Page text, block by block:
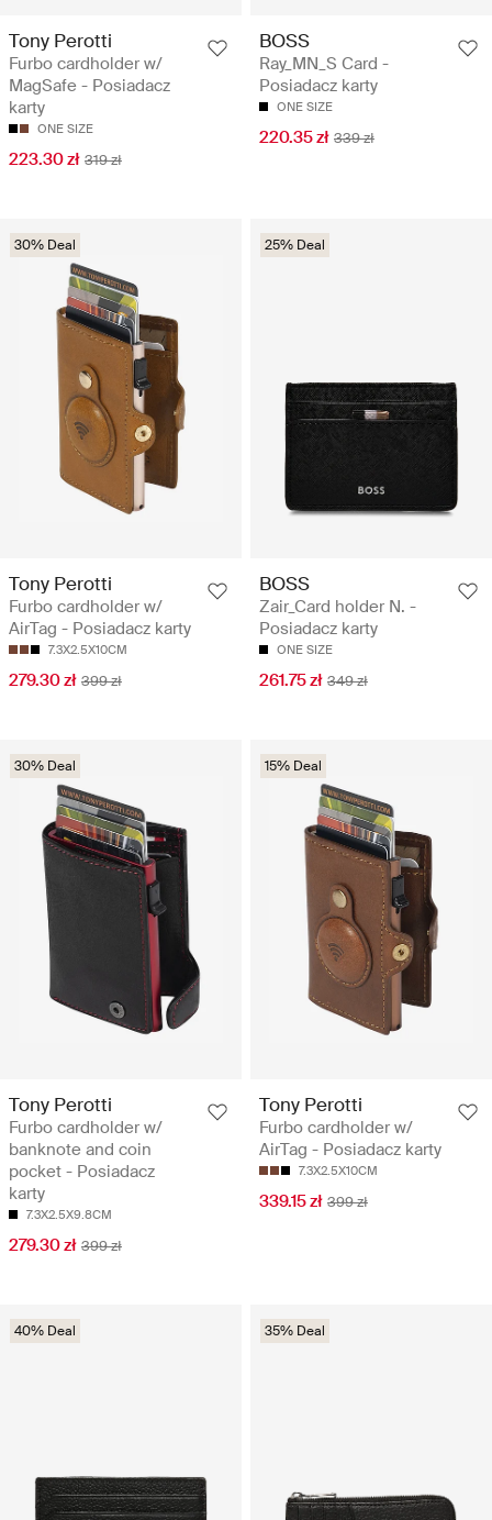
Tony Perotti
Furbo cardholder w/
MagSafe - Posiadacz
karty
ONE SIZE
223.30 zł 319 zł
BOSS
Ray_MN_S Card -
Posiadacz karty
ONE SIZE
220.35 zł 339 zł
30% Deal
Tony Perotti
Furbo cardholder w/
AirTag - Posiadacz karty
7.3X2.5X10CM
279.30 zł 399 zł
25% Deal
BOSS
Zair_Card holder N. -
Posiadacz karty
ONE SIZE
261.75 zł 349 zł
30% Deal
Tony Perotti
Furbo cardholder w/
banknote and coin
pocket - Posiadacz
karty
7.3X2.5X9.8CM
279.30 zł 399 zł
15% Deal
Tony Perotti
Furbo cardholder w/
AirTag - Posiadacz karty
7.3X2.5X10CM
339.15 zł 399 zł
40% Deal 35% Deal